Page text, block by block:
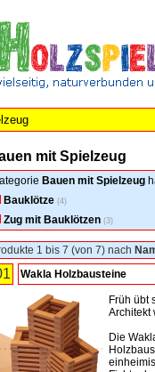
mit Spielzeug
Bauen mit Spielzeug
Bauklötze (4)
Zug mit Bauklötzen (3)
1 bis 7 (von 7) nach
Wakla Holzbausteine
Früh übt
Architekt
Die